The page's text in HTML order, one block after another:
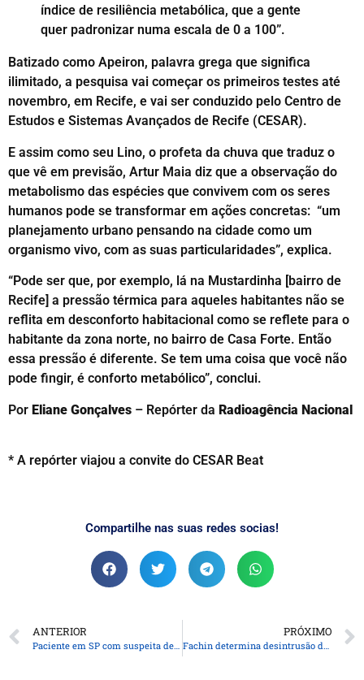
índice de resiliência metabólica, que a gente
quer padronizar numa escala de 0 a 100”.
Batizado como Apeiron, palavra grega que significa
ilimitado, a pesquisa vai começar os primeiros testes até
novembro, em Recife, e vai ser conduzido pelo Centro de
Estudos e Sistemas Avançados de Recife (CESAR).
E assim como seu Lino, o profeta da chuva que traduz o
que vê em previsão, Artur Maia diz que a observação do
metabolismo das espécies que convivem com os seres
humanos pode se transformar em ações concretas: “um
planejamento urbano pensando na cidade como um
organismo vivo, com as suas particularidades”, explica.
“Pode ser que, por exemplo, lá na Mustardinha [bairro de
Recife] a pressão térmica para aqueles habitantes não se
reflita em desconforto habitacional como se reflete para o
habitante da zona norte, no bairro de Casa Forte. Então
essa pressão é diferente. Se tem uma coisa que você não
pode fingir, é conforto metabólico”, conclui.
Por Eliane Gonçalves – Repórter da Radioagência Nacional
* A repórter viajou a convite do CESAR Beat
Compartilhe nas suas redes socias!
ANTERIOR
Paciente em SP com suspeita de ebola testa positivo para meningite
PRÓXIMO
Fachin determina desintrusão da Terra Indígena Cachoeira Seca, no Pará